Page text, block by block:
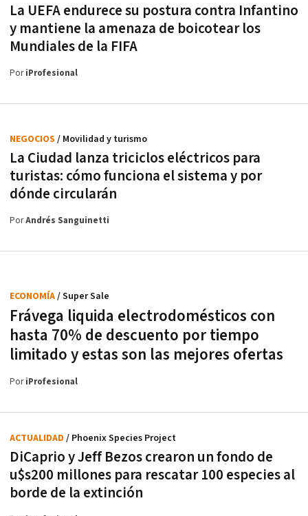
La UEFA endurece su postura contra Infantino
y mantiene la amenaza de boicotear los
Mundiales de la FIFA
PoriProfesional
La Ciudad lanza triciclos eléctricos para
turistas: cómo funciona el sistema y por
dónde circularán
NEGOCIOS / Movilidad y turismo
PorAndrés Sanguinetti
Frávega liquida electrodomésticos con
hasta 70% de descuento por tiempo
limitado y estas son las mejores ofertas
ECONOMÍA/ Super Sale
PoriProfesional
DiCaprio y Jeff Bezos crearon un fondo de
u$s200 millones para rescatar 100 especies al
borde de la extinción
ACTUALIDAD / Phoenix Species Project